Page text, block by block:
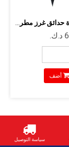
أضف
سياسة التوصيل